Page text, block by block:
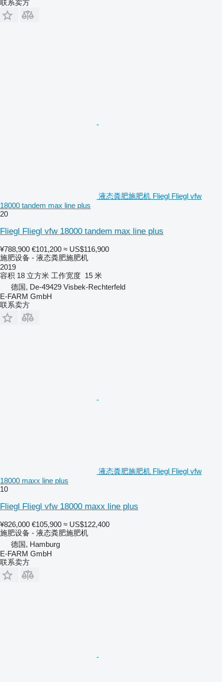
联系卖方
液态粪肥施肥机 Fliegl Fliegl vfw
18000 tandem max line plus
20
Fliegl Fliegl vfw 18000 tandem max line plus
¥788,900 €101,200 ≈ US$116,900
施肥设备 - 液态粪肥施肥机
2019
容积 18 立方米 工作宽度 15 米
德国, De-49429 Visbek-Rechterfeld
E-FARM GmbH
联系卖方
液态粪肥施肥机 Fliegl Fliegl vfw
18000 maxx line plus
10
Fliegl Fliegl vfw 18000 maxx line plus
¥826,000 €105,900 ≈ US$122,400
施肥设备 - 液态粪肥施肥机
德国, Hamburg
E-FARM GmbH
联系卖方